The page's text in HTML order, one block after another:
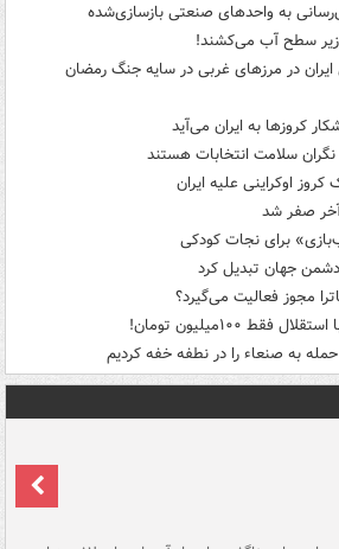
به واحدهای صنعتی بازسازی‌شده
زیر سطح آب می‌کشند!
در مرزهای غربی در سایه جنگ رمضان
کروزها به ایران می‌آید
اوکراینی علیه ایران
آخر صفر شد
برای نجات کودکی
دشمن جهان تبدیل کرد
مجوز فعالیت می‌گیرد؟
۱۰۰میلیون تومان!
به صنعاء را در نطفه خفه کردیم